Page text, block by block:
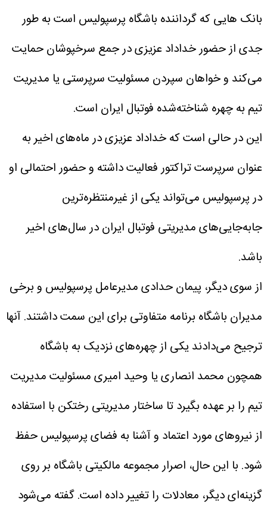
بانک هایی که گرداننده باشگاه پرسپولیس است به طور
جدی از حضور خداداد عزیزی در جمع سرخپوشان حمایت
می‌کند و خواهان سپردن مسئولیت سرپرستی یا مدیریت
تیم به چهره شناخته‌شده فوتبال ایران است.
این در حالی است که خداداد عزیزی در ماه‌های اخیر به
عنوان سرپرست تراکتور فعالیت داشته و حضور احتمالی او
در پرسپولیس می‌تواند یکی از غیرمنتظره‌ترین
جابه‌جایی‌های مدیریتی فوتبال ایران در سال‌های اخیر
باشد.
از سوی دیگر، پیمان حدادی مدیرعامل پرسپولیس و برخی
مدیران باشگاه برنامه متفاوتی برای این سمت داشتند. آنها
ترجیح می‌دادند یکی از چهره‌های نزدیک به باشگاه
همچون محمد انصاری یا وحید امیری مسئولیت مدیریت
تیم را بر عهده بگیرد تا ساختار مدیریتی رختکن با استفاده
از نیروهای مورد اعتماد و آشنا به فضای پرسپولیس حفظ
شود. با این حال، اصرار مجموعه مالکیتی باشگاه بر روی
گزینه‌ای دیگر، معادلات را تغییر داده است. گفته می‌شود